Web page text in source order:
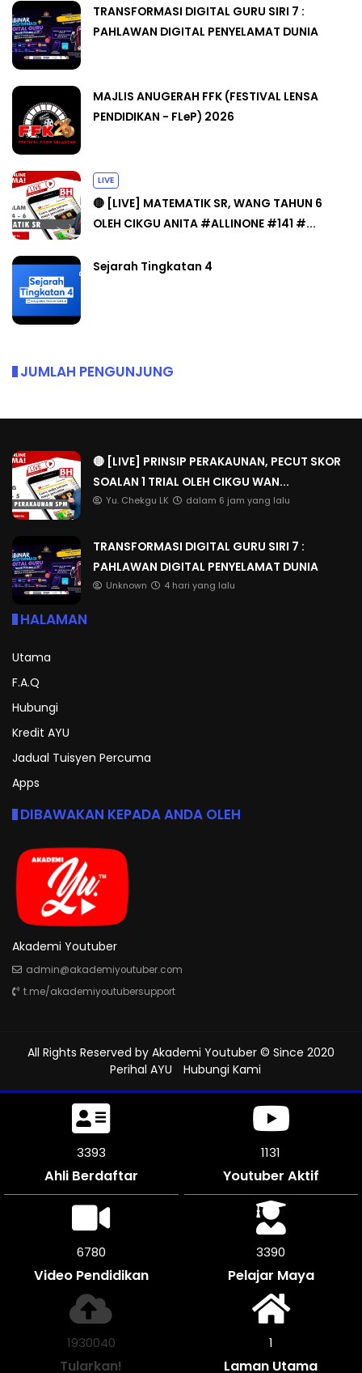
TRANSFORMASI DIGITAL GURU SIRI 7 :
PAHLAWAN DIGITAL PENYELAMAT DUNIA
MAJLIS ANUGERAH FFK (FESTIVAL LENSA
PENDIDIKAN - FLeP) 2026
LIVE
🔴 [LIVE] MATEMATIK SR, WANG TAHUN 6
OLEH CIKGU ANITA #ALLINONE #141 #...
Sejarah Tingkatan 4
JUMLAH PENGUNJUNG
🔴 [LIVE] PRINSIP PERAKAUNAN, PECUT SKOR
SOALAN 1 TRIAL OLEH CIKGU WAN...
Yu. Chekgu LK dalam 6 jam yang lalu
TRANSFORMASI DIGITAL GURU SIRI 7 :
PAHLAWAN DIGITAL PENYELAMAT DUNIA
Unknown 4 hari yang lalu
HALAMAN
Utama
F.A.Q
Hubungi
Kredit AYU
Jadual Tuisyen Percuma
Apps
DIBAWAKAN KEPADA ANDA OLEH
Akademi Youtuber
admin@akademiyoutuber.com
t.me/akademiyoutubersupport
All Rights Reserved by Akademi Youtuber © Since 2020
Perihal AYU
Hubungi Kami
3753
Ahli Berdaftar
1250
Youtuber Aktif
7500
Video Pendidikan
3750
Pelajar Maya
2135000
Tularkan!
1
Laman Utama